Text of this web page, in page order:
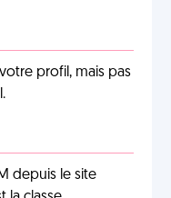
profil, mais pas
depuis le site